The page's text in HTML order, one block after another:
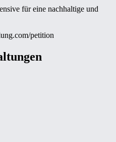
für eine nachhaltige und
petition